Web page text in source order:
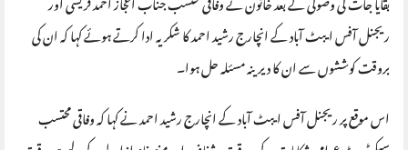
ریجنل آفس ایبٹ آباد کے انچارج رشید احمد کا شکریہ ادا کرتے ہوئے کہا کہ ان کی
بروقت کوششوں سے ان کا دیرینہ مسئلہ حل ہوا۔
اس موقع پر ریجنل آفس ایبٹ آباد کے انچارج رشید احمد نے کہا کہ وفاقی محتسب